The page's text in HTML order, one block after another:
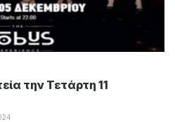
την Τετάρτη 11